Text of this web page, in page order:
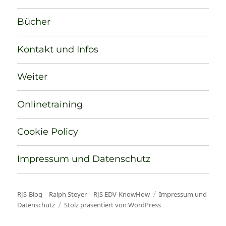
Bücher
Kontakt und Infos
Weiter
Onlinetraining
Cookie Policy
Impressum und Datenschutz
RJS-Blog – Ralph Steyer – RJS EDV-KnowHow
Impressum und
Datenschutz
Stolz präsentiert von WordPress